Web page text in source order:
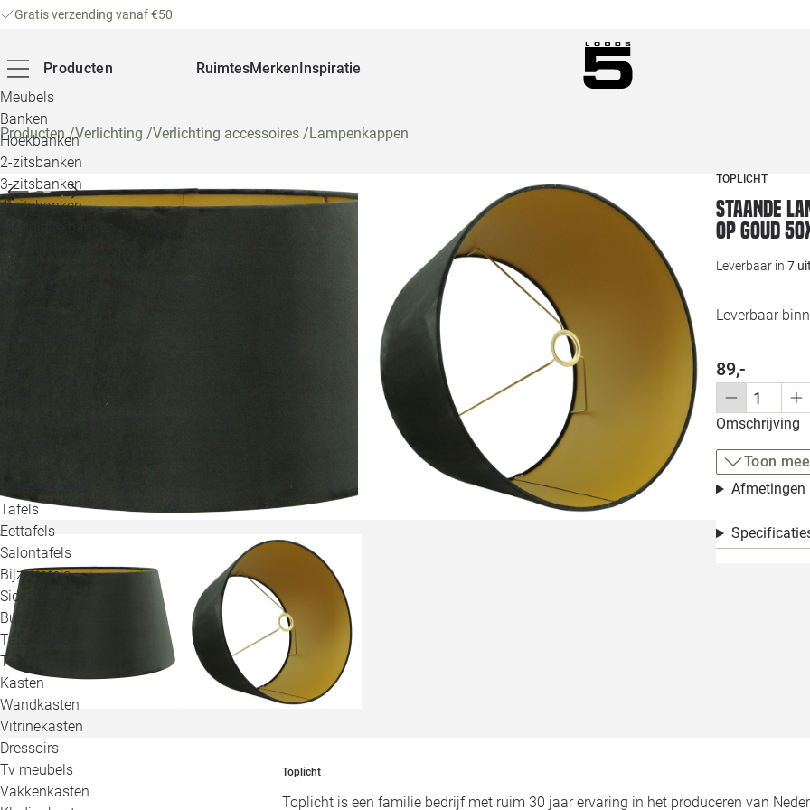
Gratis verzending vanaf €50
Producten
Meubels
Banken
Hoekbanken
2-zitsbanken
3-zitsbanken
4-zitsbanken
Modulaire banken
Krukjes
Tafels
Eettafels
Salontafels
Bijzettafels
Sidetables
Bureaus
Tafelbladen
Tafelonderstellen
Kasten
Wandkasten
Vitrinekasten
Dressoirs
Tv meubels
Vakkenkasten
RuimtesMerkenInspiratie
Producten/Verlichting /Verlichting accessoires /Lampenkappen
TOPLICHT
Staande
op goud
Leverbaar in 7
Leverbaar
89,-
Omschrijving
Toon
Afmetingen
Toplicht
Toplicht is een familie bedrijf met ruim 30 jaar ervaring in het produceren van